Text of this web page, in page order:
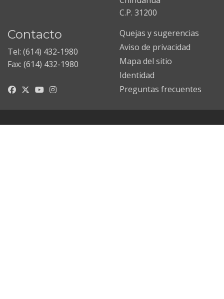
C.P. 31200
Contacto
Tel: (614) 432-1980
Fax: (614) 432-1980
Quejas y sugerencias
Aviso de privacidad
Mapa del sitio
Identidad
Preguntas frecuentes